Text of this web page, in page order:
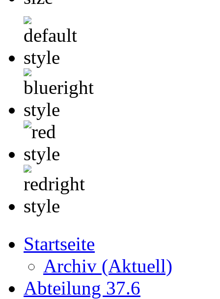
Startseite
Archiv (Aktuell)
Abteilung 37.6